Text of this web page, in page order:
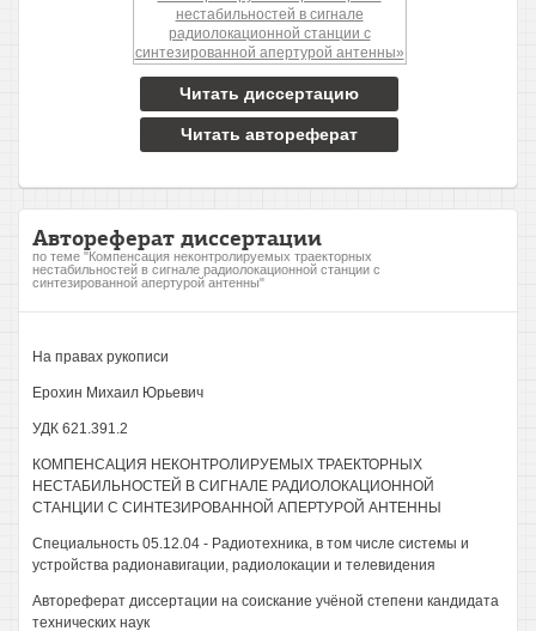
Читать диссертацию
Читать автореферат
Автореферат диссертации
по теме "Компенсация неконтролируемых траекторных
нестабильностей в сигнале радиолокационной станции с
синтезированной апертурой антенны"
На правах рукописи
Ерохин Михаил Юрьевич
УДК 621.391.2
КОМПЕНСАЦИЯ НЕКОНТРОЛИРУЕМЫХ ТРАЕКТОРНЫХ
НЕСТАБИЛЬНОСТЕЙ В СИГНАЛЕ РАДИОЛОКАЦИОННОЙ
СТАНЦИИ С СИНТЕЗИРОВАННОЙ АПЕРТУРОЙ АНТЕННЫ
Специальность 05.12.04 - Радиотехника, в том числе системы и
устройства радионавигации, радиолокации и телевидения
Автореферат диссертации на соискание учёной степени кандидата
технических наук